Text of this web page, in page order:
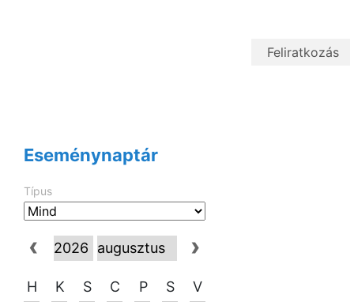
Eseménynaptár
Típus
H K S C P S V